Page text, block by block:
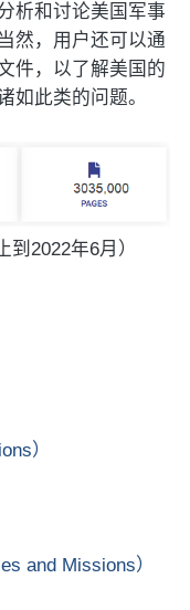
析和讨论美国军事
然，用户还可以通
件，以了解美国的
如此类的问题。
到2022年6月）
）
and Missions）